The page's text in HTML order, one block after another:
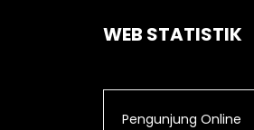
WEB STATISTIK
Pengunjung Online